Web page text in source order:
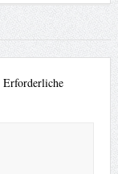
Erforderliche